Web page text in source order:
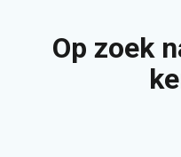
Op zoek